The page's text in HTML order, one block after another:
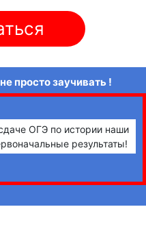
просто заучивать !
ОГЭ по истории наши
результаты!